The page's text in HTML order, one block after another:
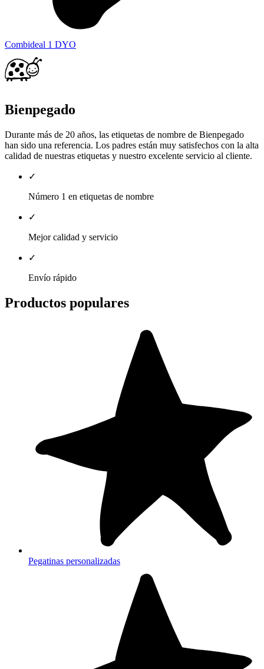
Combideal 1 DYO
Bienpegado
Durante más de 20 años, las etiquetas de nombre de Bienpegado
han sido una referencia. Los padres están muy satisfechos con la alta
calidad de nuestras etiquetas y nuestro excelente servicio al cliente.
✓
Número 1 en etiquetas de nombre
✓
Mejor calidad y servicio
✓
Envío rápido
Productos populares
Pegatinas personalizadas